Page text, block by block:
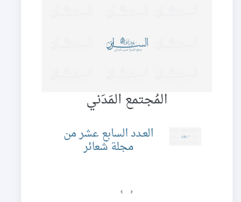
المُجتمع المَدَني
العـدد السابع عشر من
مجلة شعائر
‹
›